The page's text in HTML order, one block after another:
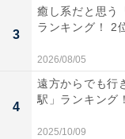
集まりました。
※回答コメントは
この記事の筆者：
編集プロダクシ
3
癒し系だと思う
ランキング！ 2
2026/08/05
4
遠方からでも行
駅」ランキング
2025/10/09